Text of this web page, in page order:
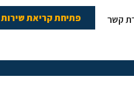
קשר פתיחת קריאת שירות